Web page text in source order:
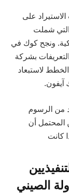
على
شملت
ونجح كوك في
بشركة
لاستبعاد
آيفون.
من الرسوم
المحتمل أن
كانت
الصيني